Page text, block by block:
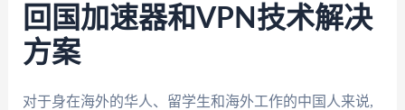
回国加速器和VPN技术解决
方案
对于身在海外的华人、留学生和海外工作的中国人来说,